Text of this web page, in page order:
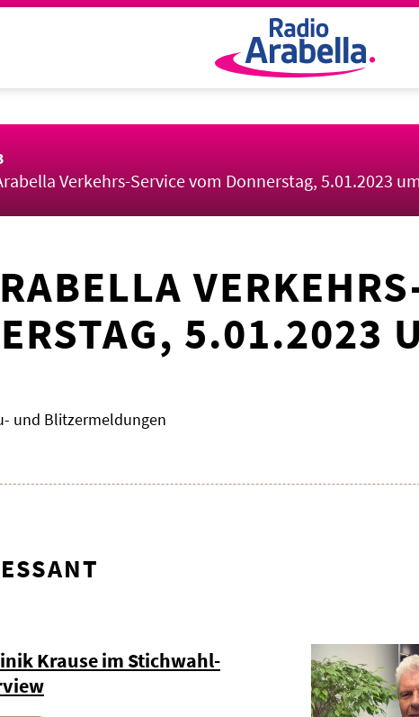
Verkehrs-Service vom Donnerstag, 5.01.2023
5.01.2023
und Blitzermeldungen
Krause im Stichwahl-